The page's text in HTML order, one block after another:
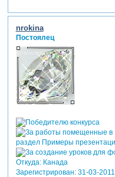
nrokina
Постоялец
Откуда:Канада
Зарегистрирован: 31-03-2011